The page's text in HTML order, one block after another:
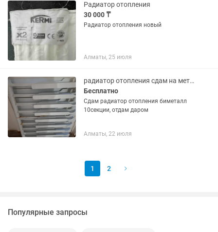
Радиатор отопления
30 000 ₸
Радиатор отопления новый
Алматы, 25 июля
радиатор отопления сдам на металл
Бесплатно
Сдам радиатор отопления биметалл
10секции, отдам даром
Алматы, 22 июля
1 2
Популярные запросы